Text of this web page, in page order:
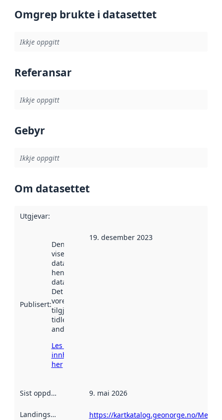
Omgrep brukte i datasettet
Ikkje oppgitt
Referansar
Ikkje oppgitt
Gebyr
Ikkje oppgitt
Om datasettet
Utgjevar:
Publisert:
Denne datoen
viser når
datasettet vart
henta inn av
data.norge.no.
Det kan ha
vore
tilgjengeleg
tidlegare
andre stader.
Les meir om
innhenting
her
19. desember 2023
Sist oppdatert 9. mai 2026
Landingsside
https://kartkatalog.geonorge.no/